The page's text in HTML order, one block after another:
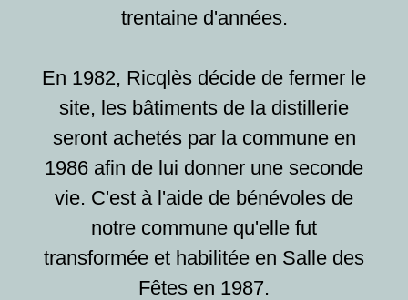
trentaine d'années.
En 1982, Ricqlès décide de fermer le
site, les bâtiments de la distillerie
seront achetés par la commune en
1986 afin de lui donner une seconde
vie. C'est à l'aide de bénévoles de
notre commune qu'elle fut
transformée et habilitée en Salle des
Fêtes en 1987.